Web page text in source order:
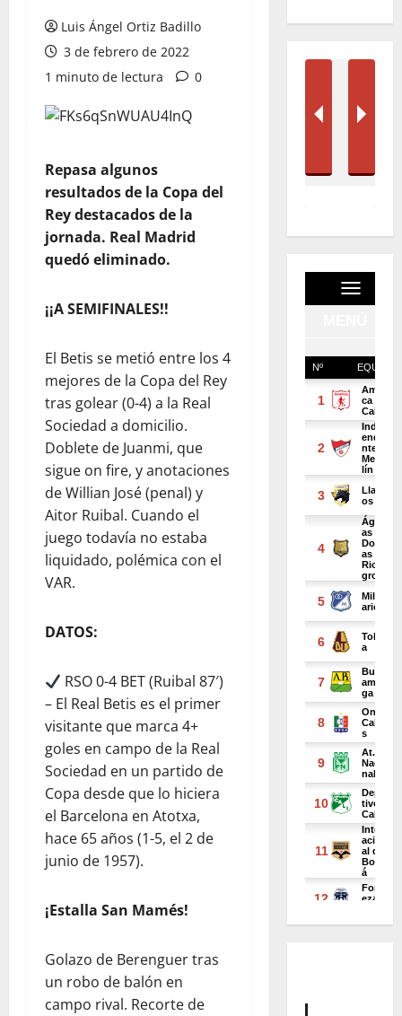
Luis Ángel Ortiz Badillo
3 de febrero de 2022
1 minuto de lectura
0
Repasa algunos
resultados de la Copa del
Rey destacados de la
jornada. Real Madrid
quedó eliminado.
¡¡A SEMIFINALES!!
El Betis se metió entre los 4
mejores de la Copa del Rey
tras golear (0-4) a la Real
Sociedad a domicilio.
Doblete de Juanmi, que
sigue on fire, y anotaciones
de Willian José (penal) y
Aitor Ruibal. Cuando el
juego todavía no estaba
liquidado, polémica con el
VAR.
DATOS:
RSO 0-4 BET (Ruibal 87′)
– El Real Betis es el primer
visitante que marca 4+
goles en campo de la Real
Sociedad en un partido de
Copa desde que lo hiciera
el Barcelona en Atotxa,
hace 65 años (1-5, el 2 de
junio de 1957).
¡Estalla San Mamés!
Golazo de Berenguer tras
un robo de balón en
campo rival. Recorte de